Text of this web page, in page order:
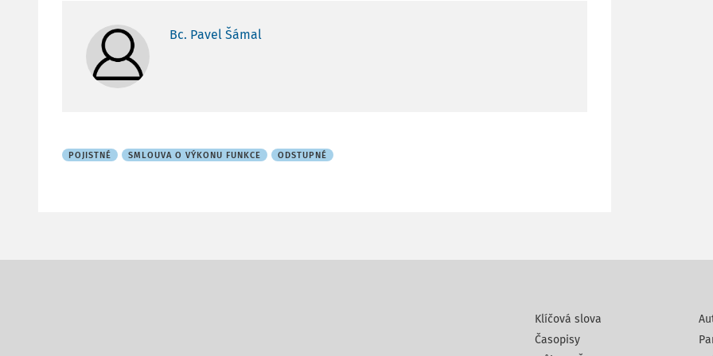
Bc. Pavel Šámal
POJISTNÉ SMLOUVA O VÝKONU FUNKCE ODSTUPNÉ
Klíčová slova
Časopisy